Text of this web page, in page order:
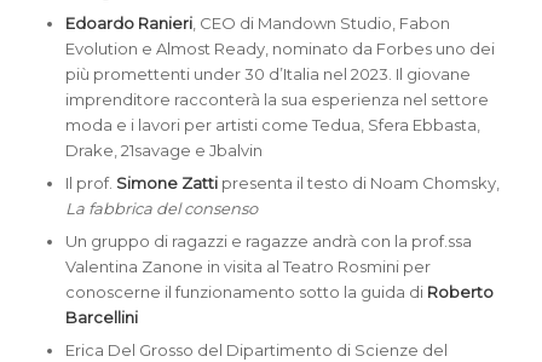
Edoardo Ranieri, CEO di Mandown Studio, Fabon
Evolution e Almost Ready, nominato da Forbes uno dei
più promettenti under 30 d’Italia nel 2023. Il giovane
imprenditore racconterà la sua esperienza nel settore
moda e i lavori per artisti come Tedua, Sfera Ebbasta,
Drake, 21savage e Jbalvin
Il prof. Simone Zatti presenta il testo di Noam Chomsky,
La fabbrica del consenso
Un gruppo di ragazzi e ragazze andrà con la prof.ssa
Valentina Zanone in visita al Teatro Rosmini per
conoscerne il funzionamento sotto la guida di Roberto
Barcellini
Erica Del Grosso del Dipartimento di Scienze del